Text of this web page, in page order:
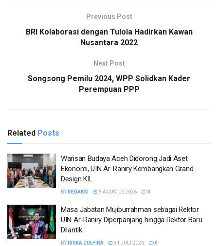
Previous Post
BRI Kolaborasi dengan Tulola Hadirkan Kawan
Nusantara 2022
Next Post
Songsong Pemilu 2024, WPP Solidkan Kader
Perempuan PPP
Related Posts
Warisan Budaya Aceh Didorong Jadi Aset
Ekonomi, UIN Ar-Raniry Kembangkan Grand
Design KIL
BY REDAKSI 5 AGUSTUS 2026 0
Masa Jabatan Mujiburrahman sebagai Rektor
UIN Ar-Raniry Diperpanjang hingga Rektor Baru
Dilantik
BY RISKA ZULFIRA 31 JULI 2026 0